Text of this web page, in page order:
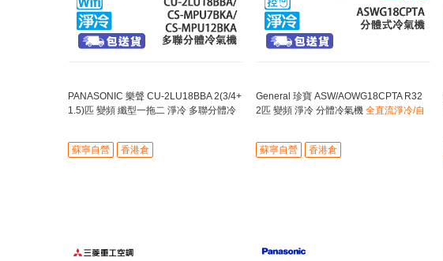
PANASONIC 樂聲 CU-2LU18BBA 2(3/4+
1.5)匹 變頻 纖型一拖二 淨冷 多聯分體冷
蘇寧自營
香港倉
General 珍寶 ASW/AOWG18CPTA R32
2匹 變頻 淨冷 分體冷氣機 全直流淨冷/自
蘇寧自營 香港倉